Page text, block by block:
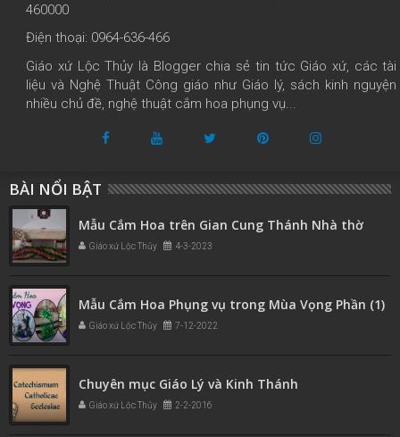
460000
Điện thoại: 0964-636-466
Giáo xứ Lộc Thủy là Blogger chia sẻ tin tức Giáo xứ, các tài
liệu và Nghệ Thuật Công giáo như Giáo lý, sách kinh nguyện
nhiều chủ đề, nghệ thuật cắm hoa phụng vụ...
BÀI NỔI BẬT
Mẫu Cắm Hoa trên Gian Cung Thánh Nhà thờ
Giáo xứ Lộc Thủy 4-3-2023
Mẫu Cắm Hoa Phụng vụ trong Mùa Vọng Phần (1)
Giáo xứ Lộc Thủy 7-12-2022
Chuyên mục Giáo Lý và Kinh Thánh
Giáo xứ Lộc Thủy 2-2-2016